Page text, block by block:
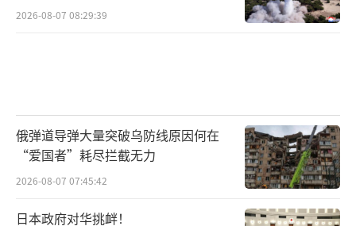
2026-08-07 08:29:39
俄弹道导弹大量突破乌防线原因何在
“爱国者”耗尽拦截无力
2026-08-07 07:45:42
日本政府对华挑衅！